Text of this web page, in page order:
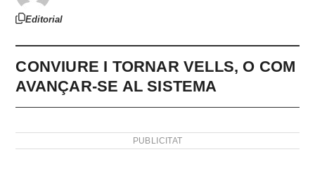
Editorial
CONVIURE I TORNAR VELLS, O COM
AVANÇAR-SE AL SISTEMA
PUBLICITAT